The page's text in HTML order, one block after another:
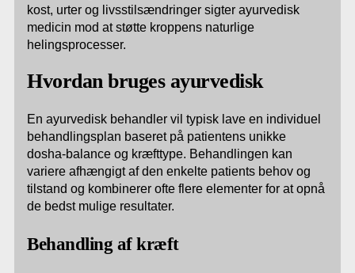
kost, urter og livsstilsændringer sigter ayurvedisk
medicin mod at støtte kroppens naturlige
helingsprocesser.
Hvordan bruges ayurvedisk
En ayurvedisk behandler vil typisk lave en individuel
behandlingsplan baseret på patientens unikke
dosha-balance og kræfttype. Behandlingen kan
variere afhængigt af den enkelte patients behov og
tilstand og kombinerer ofte flere elementer for at opnå
de bedst mulige resultater.
Behandling af kræft